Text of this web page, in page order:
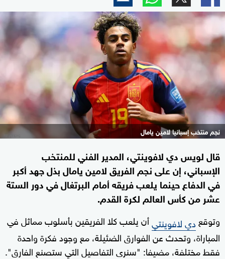
نجم منتخب إسبانيا لامين يامال
قال لويس دي لافوينتي، المدير الفني للمنتخب
الإسباني، إن على نجم الفريق لامين يامال بذل جهد أكبر
في الدفاع حينما يلعب فريقه أمام البرتغال في دور الستة
عشر من كأس العالم لكرة القدم.
وتوقعدي لافوينتيأن يلعب كلا الفريقين بأسلوب مماثل في
المباراة، وتحدث عن الفوارق الضئيلة، مع وجود فكرة واحدة
فقط مختلفة، مضيفا: "سنرى التفاصيل التي ستصنع الفارق".